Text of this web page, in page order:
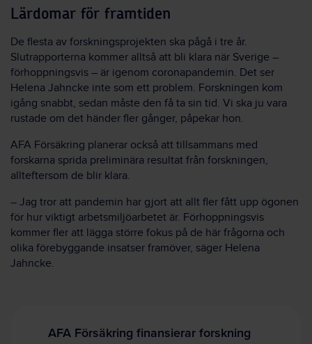
Lärdomar för framtiden
De flesta av forskningsprojekten ska pågå i tre år.
Slutrapporterna kommer alltså att bli klara när Sverige –
förhoppningsvis – är igenom coronapandemin. Det ser
Helena Jahncke inte som ett problem. Forskningen kom
igång snabbt, sedan måste den få ta sin tid. Vi ska ju vara
rustade om det händer fler gånger, påpekar hon.
AFA Försäkring planerar också att tillsammans med
forskarna sprida preliminära resultat från forskningen,
allteftersom de blir klara.
– Jag tror att pandemin har gjort att allt fler fått upp ögonen
för hur viktigt arbetsmiljöarbetet är. Förhoppningsvis
kommer fler att lägga större fokus på de här frågorna och
olika förebyggande insatser framöver, säger Helena
Jahncke.
AFA Försäkring finansierar forskning